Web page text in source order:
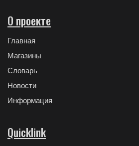
О проекте
Главная
Магазины
Словарь
Новости
Информация
Quicklink